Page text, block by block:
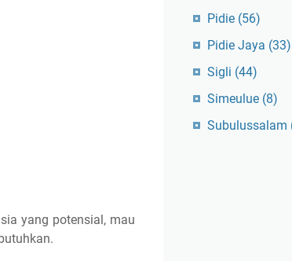
yang potensial, mau
Pidie (56)
Pidie Jaya (33)
Sigli (44)
Simeulue (8)
Subulussalam